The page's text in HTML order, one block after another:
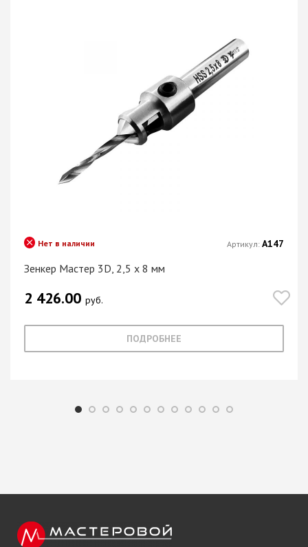
Зенкер Мастер 3D, 2,5 х 8 мм
Нет в наличии
2 426.00 руб.
ПОДРОБНЕЕ
Артикул: А147